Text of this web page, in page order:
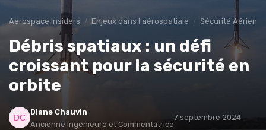
Aerospace Insiders Enjeux dans l'aérospatiale Sécurité Aérienne
Débris spatiaux : un défi
croissant pour la sécurité en
orbite
Diane Chauvin
Ancienne Ingénieure et Commentatrice
7 septembre 2024